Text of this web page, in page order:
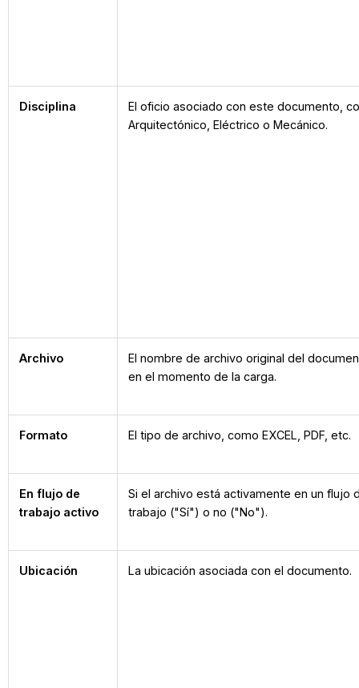
Disciplina
El oficio asociado con este documento,
Arquitectónico, Eléctrico o Mecánico.
Archivo
El nombre de archivo original del
en el momento de la carga.
Formato El tipo de archivo, como EXCEL, PDF, etc.
En flujo de
trabajo activo
Si el archivo está activamente en un flujo
trabajo ("Sí") o no ("No").
Ubicación La ubicación asociada con el documento.